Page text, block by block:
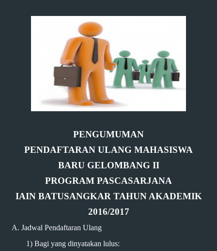
PENGUMUMAN
PENDAFTARAN ULANG MAHASISWA
BARU GELOMBANG II
PROGRAM PASCASARJANA
IAIN BATUSANGKAR TAHUN AKADEMIK
2016/2017
A. Jadwal Pendaftaran Ulang
1) Bagi yang dinyatakan lulus: